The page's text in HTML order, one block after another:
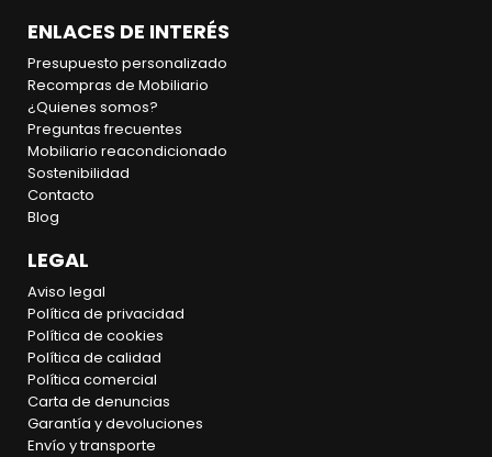
ENLACES DE INTERÉS
Presupuesto personalizado
Recompras de Mobiliario
¿Quienes somos?
Preguntas frecuentes
Mobiliario reacondicionado
Sostenibilidad
Contacto
Blog
LEGAL
Aviso legal
Política de privacidad
Política de cookies
Política de calidad
Política comercial
Carta de denuncias
Garantía y devoluciones
Envío y transporte